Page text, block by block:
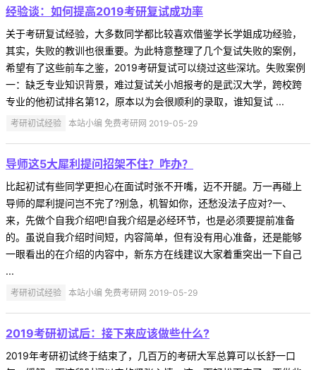
经验谈：如何提高2019考研复试成功率
关于考研复试经验，大多数同学都比较喜欢借鉴学长学姐成功经验，
其实，失败的教训也很重要。为此特意整理了几个复试失败的案例，
希望有了这些前车之鉴，2019考研复试可以绕过这些深坑。失败案例
一：缺乏专业知识背景，难过复试关小旭报考的是武汉大学，跨校跨
专业的他初试排名第12，原本以为会很顺利的录取，谁知复试 ...
考研初试经验 本站小编 免费考研网 2019-05-29
导师这5大犀利提问招架不住？咋办？
比起初试有些同学更担心在面试时张不开嘴，迈不开腿。万一再碰上
导师的犀利提问岂不完了?别急，机智如你，还愁没法子应对?一、
来，先做个自我介绍吧!自我介绍是必经环节，也是必须要提前准备
的。虽说自我介绍时间短，内容简单，但有没有用心准备，还是能够
一眼看出的在介绍的内容中，新东方在线建议大家着重突出一下自己
...
考研初试经验 本站小编 免费考研网 2019-05-29
2019考研初试后：接下来应该做些什么?
2019年考研初试终于结束了，几百万的考研大军总算可以长舒一口